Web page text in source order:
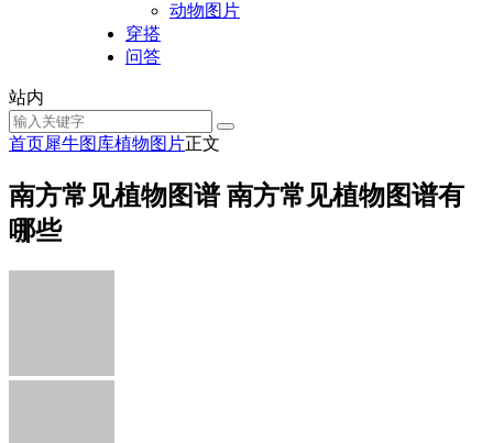
动物图片
穿搭
问答
站内
首页犀牛图库植物图片正文
南方常见植物图谱 南方常见植物图谱有
哪些